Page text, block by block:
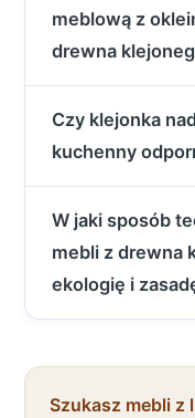
meblową z
drewna
Czy klejonka
kuchenny
W jaki sposób
mebli z drewna
ekologię i
Szukasz mebli z